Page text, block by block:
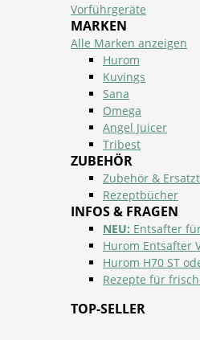
Vorführgeräte
MARKEN
Alle Marken anzeigen
Hurom
Kuvings
Sana
Omega
Angel Juicer
Tribest
ZUBEHÖR
Zubehör &
Rezeptbücher
INFOS & FRAGEN
NEU: Entsafter
Hurom Entsafter
Hurom H70 ST
Rezepte für
TOP-SELLER